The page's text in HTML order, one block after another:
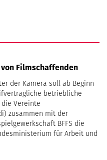
Filmschaffenden
der Kamera soll ab Beginn
betriebliche
Vereinte
zusammen mit der
BFFS die
für Arbeit und